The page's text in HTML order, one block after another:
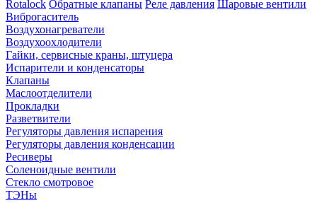
Rotalock Обратные клапаны Реле давления Шаровые вентили
Виброгаситель
Воздухонагреватели
Воздухоохлодители
Гайки, сервисные краны, штуцера
Испарители и конденсаторы
Клапаны
Маслоотделители
Прокладки
Разветвители
Регуляторы давления испарения
Регуляторы давления конденсации
Ресиверы
Соленоидные вентили
Стекло смотровое
ТЭНы